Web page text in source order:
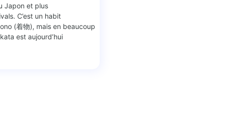
Japon et plus
C’est un habit
(着物), mais en beaucoup
est aujourd’hui